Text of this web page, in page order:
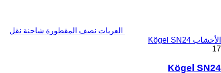
العربات نصف المقطورة شاحنة نقل
الأخشاب Kögel SN24
17
Kögel SN24